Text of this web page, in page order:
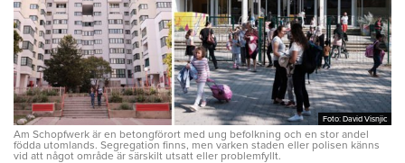
Foto: David Visnjic
Foto: David Visnjic
Am Schopfwerk är en betongförort med ung befolkning och en stor andel
födda utomlands. Segregation finns, men varken staden eller polisen känns
vid att något område är särskilt utsatt eller problemfyllt.